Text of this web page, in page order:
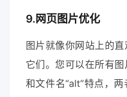
9.网页图片优化
图片就像你网站上的
它们。您可以在所有
和文件名“alt”特点，